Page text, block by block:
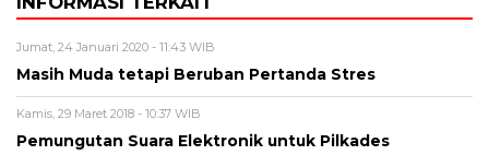
Jumat, 24 Januari 2020 - 11:43 WIB
Masih Muda tetapi Beruban Pertanda Stres
Kamis, 29 Maret 2018 - 10:37 WIB
Pemungutan Suara Elektronik untuk Pilkades